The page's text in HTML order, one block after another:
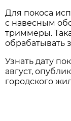
Для покоса
с навесным
триммеры.
обрабатывать
Узнать дату
август,
городского